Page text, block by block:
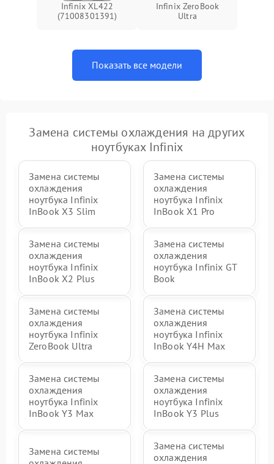
Infinix XL422
(71008301391)
Infinix ZeroBook
Ultra
Показать все модели
Замена системы охлаждения на других
ноутбуках Infinix
Замена системы
охлаждения
ноутбука Infinix
InBook X3 Slim
Замена системы
охлаждения
ноутбука Infinix
InBook X1 Pro
Замена системы
охлаждения
ноутбука Infinix
InBook X2 Plus
Замена системы
охлаждения
ноутбука Infinix GT
Book
Замена системы
охлаждения
ноутбука Infinix
ZeroBook Ultra
Замена системы
охлаждения
ноутбука Infinix
InBook Y4H Max
Замена системы
охлаждения
ноутбука Infinix
InBook Y3 Max
Замена системы
охлаждения
ноутбука Infinix
InBook Y3 Plus
Замена системы
Замена системы
охлаждения